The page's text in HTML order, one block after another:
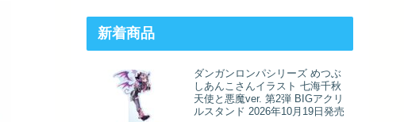
新着商品
ダンガンロンパシリーズ めつぶ
しあんこさんイラスト 七海千秋
天使と悪魔ver. 第2弾 BIGアクリ
ルスタンド 2026年10月19日発売